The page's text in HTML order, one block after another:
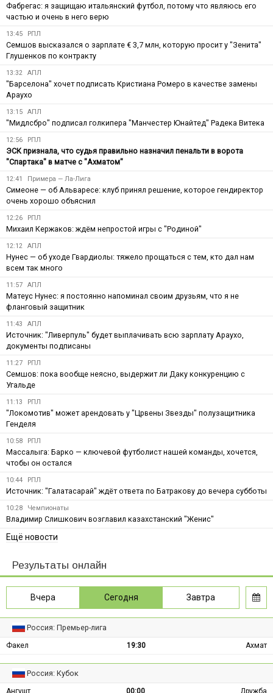
Фабрегас: я защищаю итальянский футбол, потому что являюсь его
частью и очень в него верю
13:45 РПЛ
Семшов высказался о зарплате € 3,7 млн, которую просит у "Зенита"
Глушенков по контракту
13:32 АПЛ
"Барселона" хочет подписать Кристиана Ромеро в качестве замены
Араухо
13:15 АПЛ
"Мидлсбро" подписал голкипера "Манчестер Юнайтед" Радека Витека
12:56 РПЛ
ЭСК признала, что судья правильно назначил пенальти в ворота
"Спартака" в матче с "Ахматом"
12:41 Примера — Ла-Лига
Симеоне — об Альваресе: клуб принял решение, которое гендиректор
очень хорошо объяснил
12:26 РПЛ
Михаил Кержаков: ждём непростой игры с "Родиной"
12:12 АПЛ
Нунес — об уходе Гвардиолы: тяжело прощаться с тем, кто дал нам
всем так много
11:57 АПЛ
Матеус Нунес: я постоянно напоминал своим друзьям, что я не
фланговый защитник
11:43 АПЛ
Источник: "Ливерпуль" будет выплачивать всю зарплату Араухо,
документы подписаны
11:27 РПЛ
Семшов: пока вообще неясно, выдержит ли Даку конкуренцию с
Угальде
11:13 РПЛ
"Локомотив" может арендовать у "Црвены Звезды" полузащитника
Генделя
10:58 РПЛ
Массалыга: Барко — ключевой футболист нашей команды, хочется,
чтобы он остался
10:44 РПЛ
Источник: "Галатасарай" ждёт ответа по Батракову до вечера субботы
10:28 Чемпионаты
Владимир Слишкович возглавил казахстанский "Женис"
Ещё новости
Результаты онлайн
Вчера Сегодня Завтра
Россия: Премьер-лига
Факел 19:30 Ахмат
Россия: Кубок
Ангушт 00:00
Дружба